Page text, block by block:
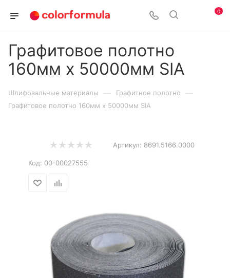
0
Графитовое полотно
160мм х 50000мм SIA
Шлифовальные материалы — Графитное полотно —
Графитовое полотно 160мм х 50000мм SIA
Артикул: 8691.5166.0000
Код: 00-00027555